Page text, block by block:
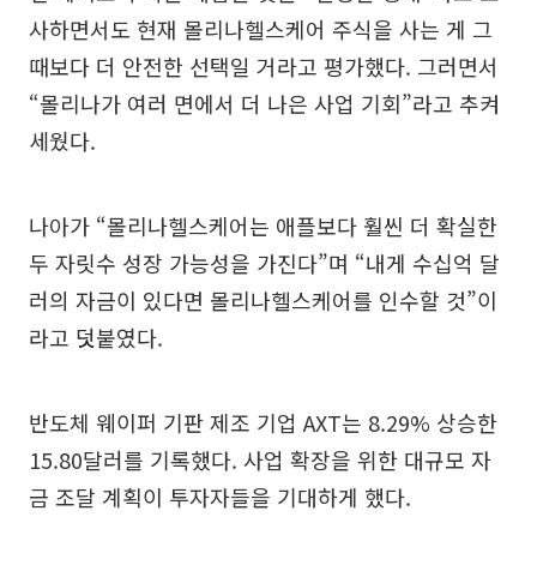
사하면서도 현재 몰리나헬스케어 주식을 사는 게 그
때보다 더 안전한 선택일 거라고 평가했다. 그러면서
“몰리나가 여러 면에서 더 나은 사업 기회”라고 추켜
세웠다.
나아가 “몰리나헬스케어는 애플보다 훨씬 더 확실한
두 자릿수 성장 가능성을 가진다”며 “내게 수십억 달
러의 자금이 있다면 몰리나헬스케어를 인수할 것”이
라고 덧붙였다.
반도체 웨이퍼 기판 제조 기업 AXT는 8.29% 상승한
15.80달러를 기록했다. 사업 확장을 위한 대규모 자
금 조달 계획이 투자자들을 기대하게 했다.